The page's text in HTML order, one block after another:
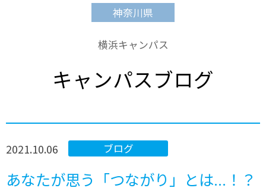
神奈川県
横浜キャンパス
キャンパスブログ
ブログ
2021.10.06
あなたが思う「つながり」とは...！？